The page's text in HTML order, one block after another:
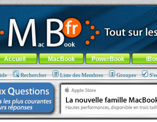
: 100% Apple... 100% nomade !
-Aller au menu général-Aller au menu de
général
Accueil MacBook PowerBook
Rechercher Liste des Membres Groupes